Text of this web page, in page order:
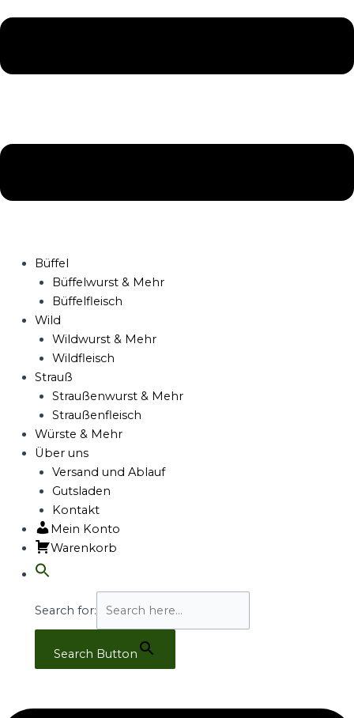
Büffel
Büffelwurst & Mehr
Büffelfleisch
Wild
Wildwurst & Mehr
Wildfleisch
Strauß
Straußenwurst & Mehr
Straußenfleisch
Würste & Mehr
Über uns
Versand und Ablauf
Gutsladen
Kontakt
Mein Konto
Warenkorb
Search for:
Search Button